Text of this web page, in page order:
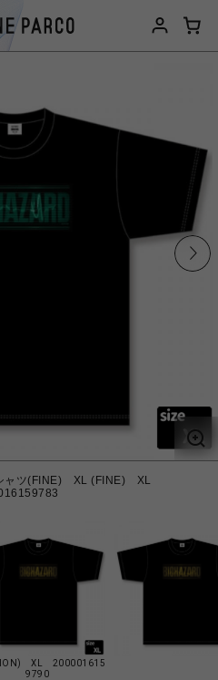
シャツ(FINE) XL (FINE) XL
XL 200001615
9790